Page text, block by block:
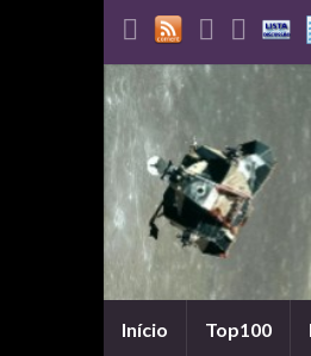
Início Top100